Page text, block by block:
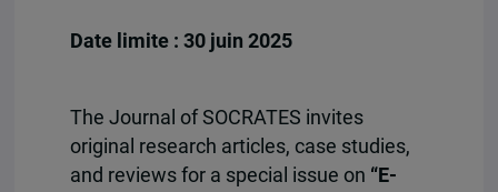
Date limite : 30 juin 2025
The Journal of SOCRATES invites
original research articles, case studies,
and reviews for a special issue on “E-